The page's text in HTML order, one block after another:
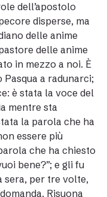
dell’apostolo
disperse, ma
delle anime
delle anime
in mezzo a noi. È
a radunarci;
è stata la voce del
mentre sta
la parola che ha
essere più
che ha chiesto
bene?”; e gli fu
sera, per tre volte,
Risuona